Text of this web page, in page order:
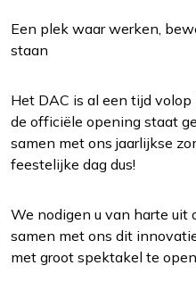
Alleen de cookies
de inhoud van de website
Statistieken
Ook de cookies plaatsen
zien of wij de juiste
Interesses
Om het gebruik van de
stemmen op uw wensen
Een plek waar werken,
staan
Het DAC is al een tijd
de officiële opening staat
samen met ons jaarlijkse
feestelijke dag dus!
We nodigen u van harte uit
samen met ons dit
met groot spektakel te